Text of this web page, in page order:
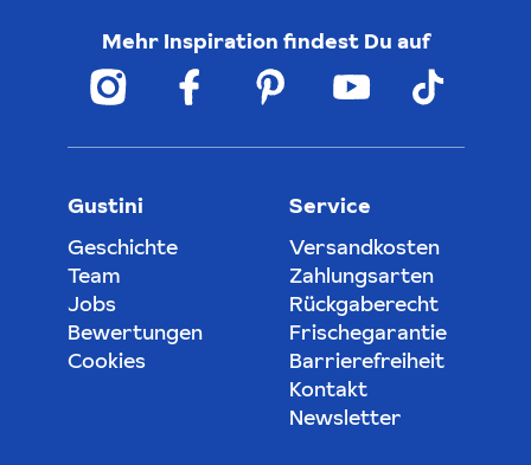
Mehr Inspiration findest Du auf
Gustini
Geschichte
Team
Jobs
Bewertungen
Cookies
Service
Versandkosten
Zahlungsarten
Rückgaberecht
Frischegarantie
Barrierefreiheit
Kontakt
Newsletter